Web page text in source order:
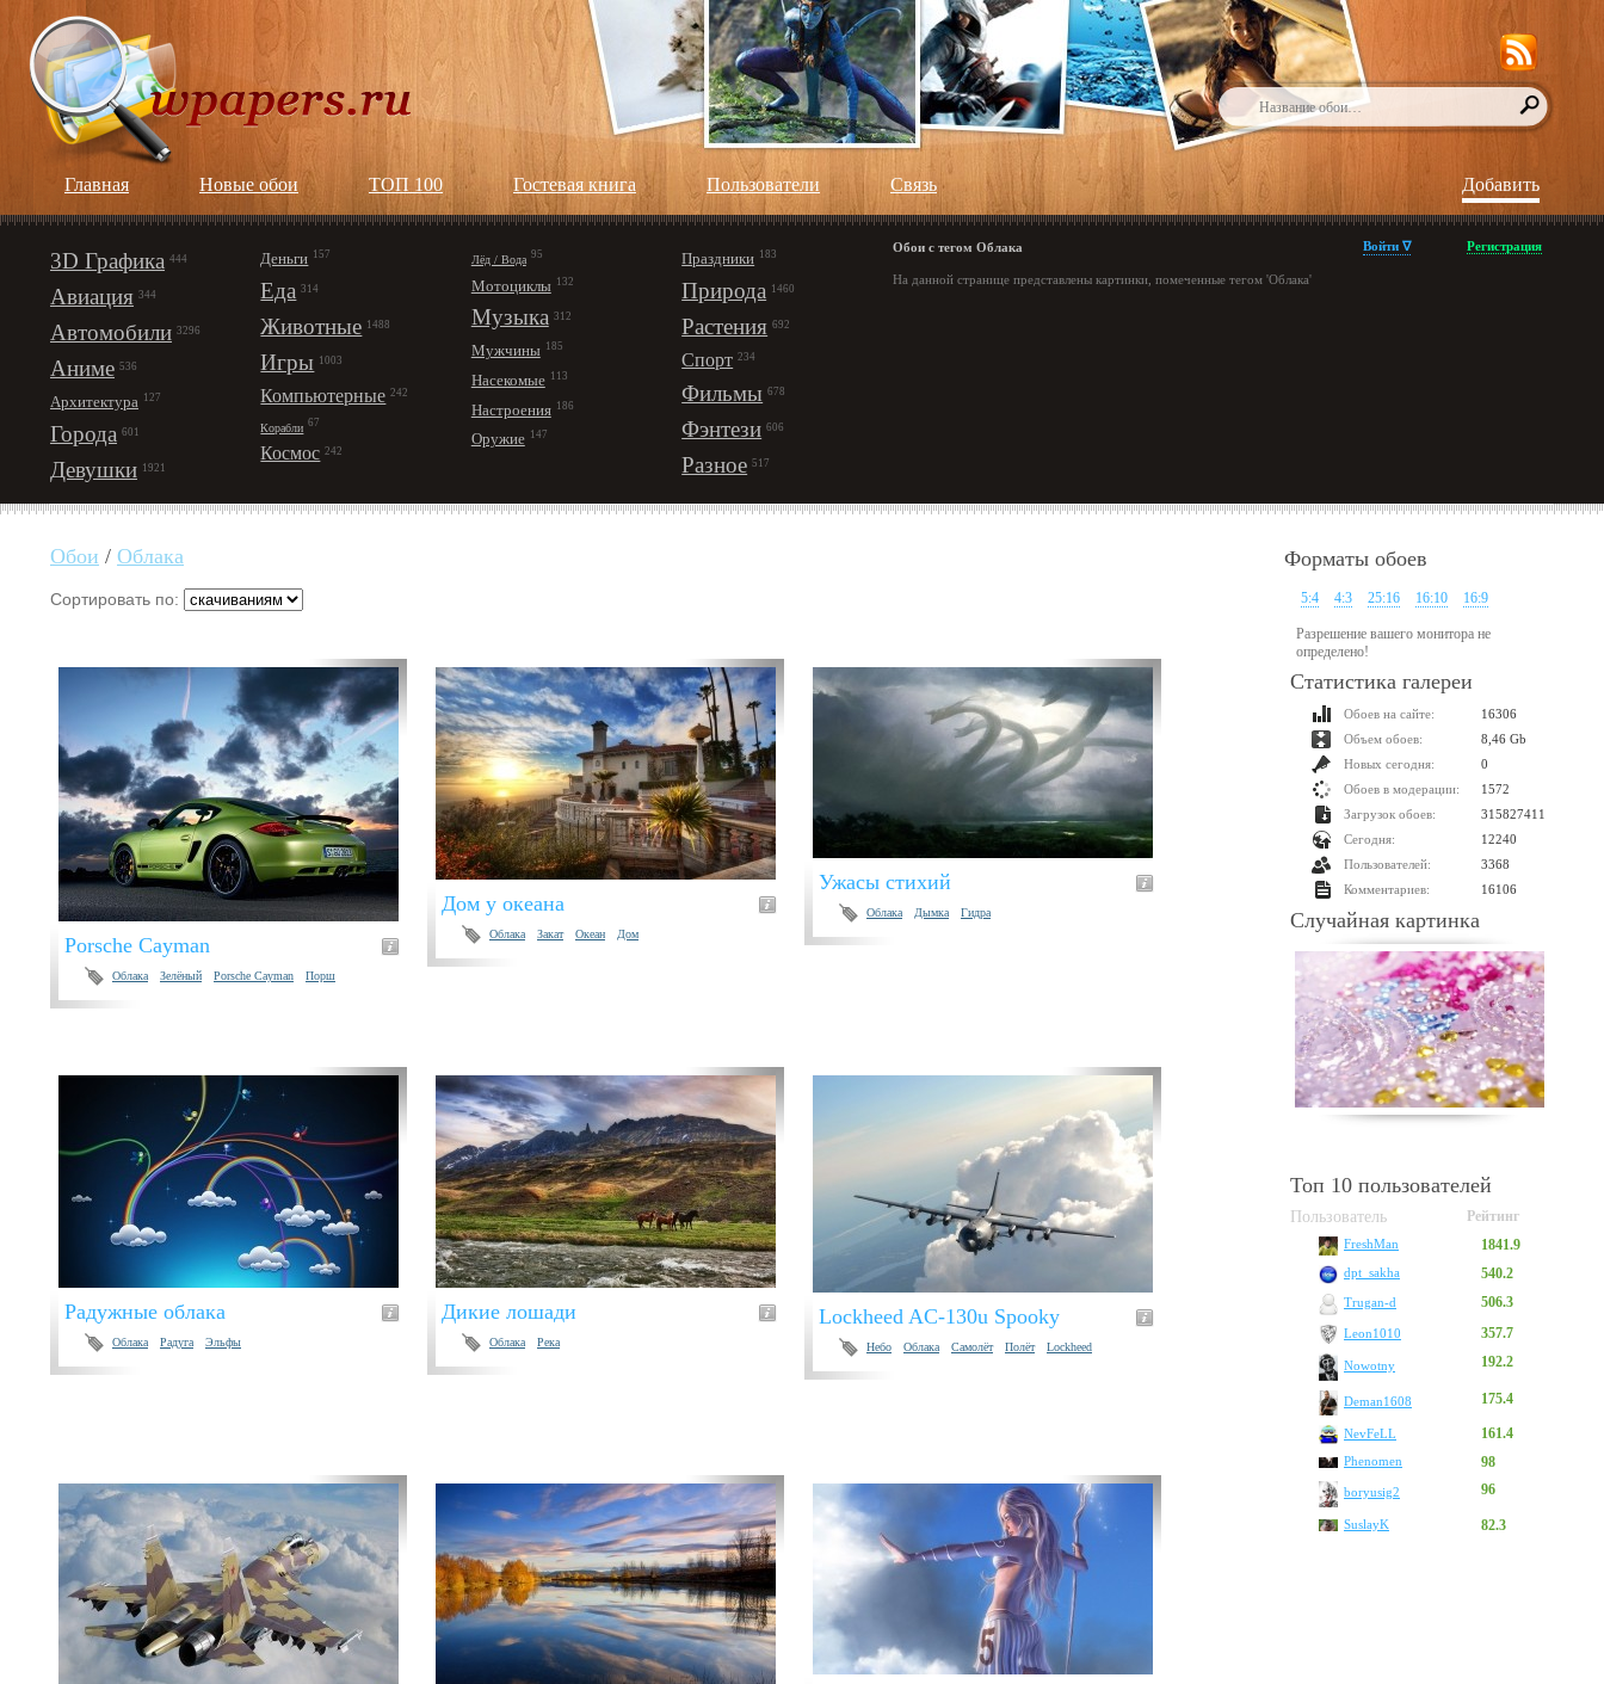
Главная Новые обои ТОП 100 Гостевая книга Пользователи Cвязь Добавить
3D Графика 444
Авиация 344
Автомобили 3296
Аниме 536
Архитектура 127
Города 601
Девушки 1921
Деньги 157
Еда 314
Животные 1488
Игры 1003
Компьютерные 242
Корабли 67
Космос 242
Лёд / Вода 95
Мотоциклы 132
Музыка 312
Мужчины 185
Насекомые 113
Настроения 186
Оружие 147
Праздники 183
Природа 1460
Растения 692
Спорт 234
Фильмы 678
Фэнтези 606
Разное 517
Войти ∇ Регистрация
Обои с тегом Облака
На данной странице представлены картинки, помеченные тегом 'Облака'
Обои / Облака
Сортировать по:
Porsche Cayman
Облака Зелёный Porsche Cayman Порш
Дом у океана
Облака Закат Океан Дом
Ужасы стихий
Облака Дымка Гидра
Радужные облака
Облака Радуга Эльфы
Дикие лошади
Облака Река
Lockheed AC-130u Spooky
Небо Облака Самолёт Полёт Lockheed
Форматы обоев
5:4 4:3 25:16 16:10 16:9
Разрешение вашего монитора не
определено!
Статистика галереи
Обоев на сайте:
16306
Объем обоев:
8,46 Gb
Новых сегодня:
0
Обоев в модерации:
1572
Загрузок обоев:
315827411
Сегодня:
12240
Пользователей:
3368
Комментариев:
16106
Случайная картинка
Топ 10 пользователей
Пользователь Рейтинг
FreshMan 1841.9
dpt_sakha 540.2
Trugan-d 506.3
Leon1010 357.7
Nowotny 192.2
Deman1608 175.4
NevFeLL 161.4
Phenomen 98
boryusig2 96
SuslayK 82.3